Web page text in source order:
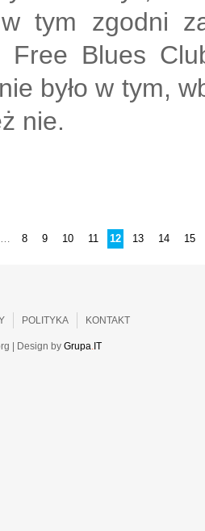
w tym zgodni
Free Blues
było w tym,
nie.
… 8 9 10 11 12 13 14 15
POLITYKA KONTAKT
| Design by Grupa. IT